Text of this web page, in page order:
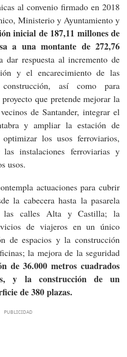
al convenio firmado en 2018
Ministerio y Ayuntamiento y
inicial de 187,11 millones de
a una montante de 272,76
dar respuesta al incremento de
y el encarecimiento de las
así como para
que pretende mejorar la
de Santander, integrar el
y ampliar la estación de
los usos ferroviarios,
instalaciones ferroviarias y
usos.
actuaciones para cubrir
la cabecera hasta la pasarela
las calles Alta y Castilla; la
de viajeros en un único
de espacios y la construcción
la mejora de la seguridad
de 36.000 metros cuadrados
y la construcción de un
de 380 plazas.